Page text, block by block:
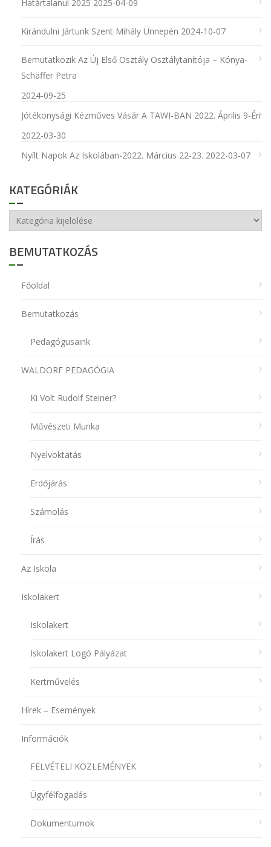
Határtalanul 2025 2025-04-09
Kirándulni Jártunk Szent Mihály Ünnepén 2024-10-07
Bemutatkozik Az Új Első Osztály Osztálytanítója – Kónya-
Schäffer Petra
2024-09-25
Jótékonysági Kézműves Vásár A TAWI-BAN 2022. Április 9-Én
2022-03-30
Nyílt Napok Az Iskolában-2022. Március 22-23. 2022-03-07
KATEGÓRIÁK
Kategóriák
BEMUTATKOZÁS
Főoldal
Bemutatkozás
Pedagógusaink
WALDORF PEDAGÓGIA
Ki Volt Rudolf Steiner?
Művészeti Munka
Nyelvoktatás
Erdőjárás
Számolás
Írás
Az Iskola
Iskolakert
Iskolakert
Iskolakert Logó Pályázat
Kertművelés
Hírek – Események
Információk
FELVÉTELI KÖZLEMÉNYEK
Ügyfélfogadás
Dokumentumok